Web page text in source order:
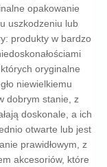
opakowanie
uszkodzeniu lub
produkty w bardzo
oryginalne
niewielkiemu
dobrym stanie, z
doskonale, a ich
otwarte lub jest
prawidłowym, z
akcesoriów, które